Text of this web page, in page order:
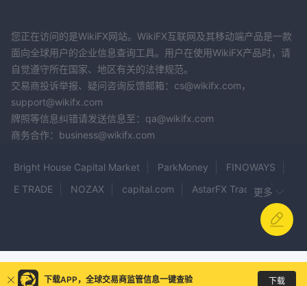
您正在访问的是WikiFX网站。WikiFX互联网及其移动端产品是一款
面向全球用户的企业信息查询工具。用户在使用WikiFX产品时，请
自觉遵守所在国家、地区有关的法律规范。
交易商投诉举报、疑问咨询反馈邮箱：cs@wikifx.com，
support@wikifx.com
牌照等信息纠错请发送信息至：qa@wikifx.com
商务合作：business@wikifx.com
Bright House Capital Market ParkMoney
FINOWAYS
E TRADE
NOZAX capital.com
AstarFX Trading
BTZ Trading
Fbs Fx Trading 360T
FBS
1STCOIN
WMarkets WCM
更多
下载APP，全球交易商监管信息一键查验 下载